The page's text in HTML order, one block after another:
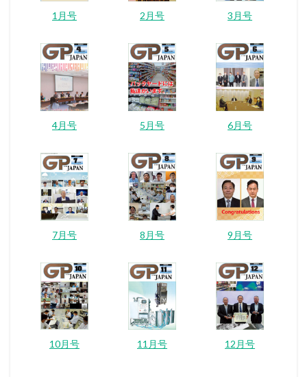
1月号 2月号 3月号
4月号 5月号 6月号
7月号 8月号 9月号
10月号 11月号 12月号